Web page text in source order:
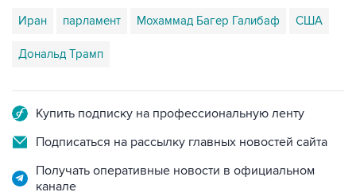
Иран парламент Мохаммад Багер Галибаф США
Дональд Трамп
Купить подписку на профессиональную ленту
Подписаться на рассылку главных новостей сайта
Получать оперативные новости в официальном
канале